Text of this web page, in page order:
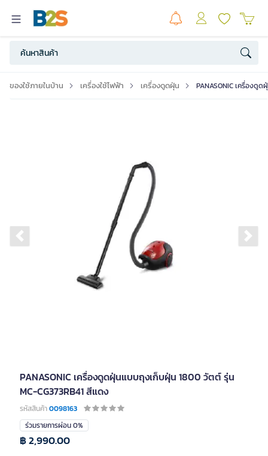
ของใช้ภายในบ้าน เครื่องใช้ไฟฟ้า เครื่องดูดฝุ่น PANASONIC เครื่องดู
Previous slide
PANASONIC เครื่องดูดฝุ่นแบบถุงเก็บฝุ่น 1800 วัตต์ รุ่น
MC-CG373RB41 สีแดง
รหัสสินค้า0098163
ร่วมรายการผ่อน 0%
฿ 2,990.00